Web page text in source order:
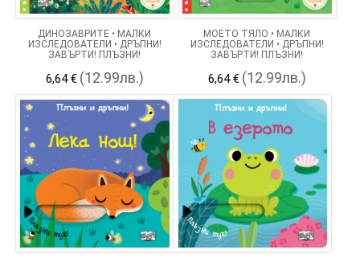
ДИНОЗАВРИТЕ • МАЛКИ
ИЗСЛЕДОВАТЕЛИ • ДРЪПНИ!
ЗАВЪРТИ! ПЛЪЗНИ!
6,64 € (12.99лв.)
МОЕТО ТЯЛО • МАЛКИ
ИЗСЛЕДОВАТЕЛИ • ДРЪПНИ!
ЗАВЪРТИ! ПЛЪЗНИ!
6,64 € (12.99лв.)